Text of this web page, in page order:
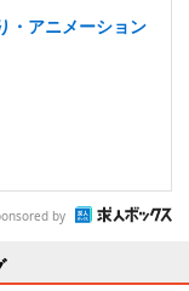
・アニメーション
by